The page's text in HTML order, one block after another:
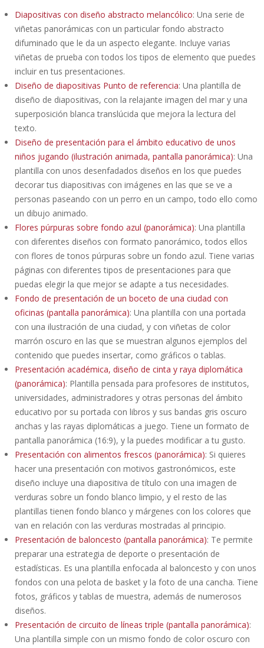
Diapositivas con diseño abstracto melancólico: Una serie de
viñetas panorámicas con un particular fondo abstracto
difuminado que le da un aspecto elegante. Incluye varias
viñetas de prueba con todos los tipos de elemento que puedes
incluir en tus presentaciones.
Diseño de diapositivas Punto de referencia: Una plantilla de
diseño de diapositivas, con la relajante imagen del mar y una
superposición blanca translúcida que mejora la lectura del
texto.
Diseño de presentación para el ámbito educativo de unos
niños jugando (ilustración animada, pantalla panorámica): Una
plantilla con unos desenfadados diseños en los que puedes
decorar tus diapositivas con imágenes en las que se ve a
personas paseando con un perro en un campo, todo ello como
un dibujo animado.
Flores púrpuras sobre fondo azul (panorámica): Una plantilla
con diferentes diseños con formato panorámico, todos ellos
con flores de tonos púrpuras sobre un fondo azul. Tiene varias
páginas con diferentes tipos de presentaciones para que
puedas elegir la que mejor se adapte a tus necesidades.
Fondo de presentación de un boceto de una ciudad con
oficinas (pantalla panorámica): Una plantilla con una portada
con una ilustración de una ciudad, y con viñetas de color
marrón oscuro en las que se muestran algunos ejemplos del
contenido que puedes insertar, como gráficos o tablas.
Presentación académica, diseño de cinta y raya diplomática
(panorámica): Plantilla pensada para profesores de institutos,
universidades, administradores y otras personas del ámbito
educativo por su portada con libros y sus bandas gris oscuro
anchas y las rayas diplomáticas a juego. Tiene un formato de
pantalla panorámica (16:9), y la puedes modificar a tu gusto.
Presentación con alimentos frescos (panorámica): Si quieres
hacer una presentación con motivos gastronómicos, este
diseño incluye una diapositiva de título con una imagen de
verduras sobre un fondo blanco limpio, y el resto de las
plantillas tienen fondo blanco y márgenes con los colores que
van en relación con las verduras mostradas al principio.
Presentación de baloncesto (pantalla panorámica): Te permite
preparar una estrategia de deporte o presentación de
estadísticas. Es una plantilla enfocada al baloncesto y con unos
fondos con una pelota de basket y la foto de una cancha. Tiene
fotos, gráficos y tablas de muestra, además de numerosos
diseños.
Presentación de circuito de líneas triple (pantalla panorámica):
Una plantilla simple con un mismo fondo de color oscuro con